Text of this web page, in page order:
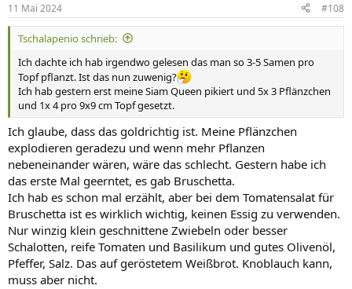
e
n
11 Mai 2024 #108
Tschalapenio schrieb:
Ich dachte ich hab irgendwo gelesen das man so 3-5 Samen pro
Topf pflanzt. Ist das nun zuwenig?
Ich hab gestern erst meine Siam Queen pikiert und 5x 3 Pflänzchen
und 1x 4 pro 9x9 cm Topf gesetzt.
Ich glaube, dass das goldrichtig ist. Meine Pflänzchen
explodieren geradezu und wenn mehr Pflanzen
nebeneinander wären, wäre das schlecht. Gestern habe ich
das erste Mal geerntet, es gab Bruschetta.
Ich hab es schon mal erzählt, aber bei dem Tomatensalat für
Bruschetta ist es wirklich wichtig, keinen Essig zu verwenden.
Nur winzig klein geschnittene Zwiebeln oder besser
Schalotten, reife Tomaten und Basilikum und gutes Olivenöl,
Pfeffer, Salz. Das auf geröstetem Weißbrot. Knoblauch kann,
muss aber nicht.